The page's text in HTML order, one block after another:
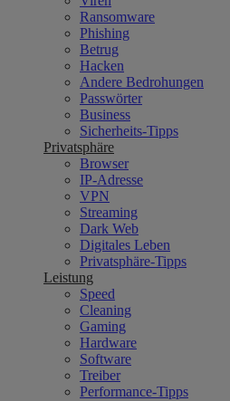
Ransomware
Phishing
Betrug
Hacken
Andere Bedrohungen
Passwörter
Business
Sicherheits-Tipps
Privatsphäre
Browser
IP-Adresse
VPN
Streaming
Dark Web
Digitales Leben
Privatsphäre-Tipps
Leistung
Speed
Cleaning
Gaming
Hardware
Software
Treiber
Performance-Tipps